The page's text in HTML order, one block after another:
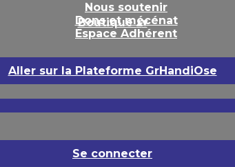
Nous soutenir
Dons et mécénat
Espace Adhérent
Boutique▴▾
Aller sur la Plateforme GrHandiOse
Se connecter